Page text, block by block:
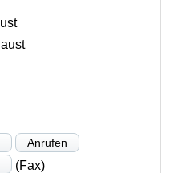
Anrufen
(Fax)